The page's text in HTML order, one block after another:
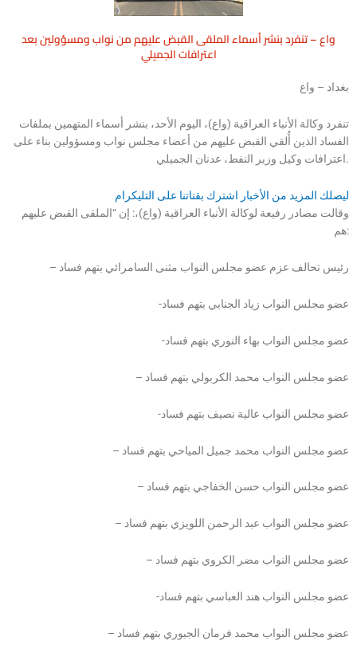
واع – تنفرد بنشر أسماء الملقى القبض عليهم من نواب ومسؤولين بعد
اعترافات الجميلي
بغداد – واع
تنفرد وكالة الأنباء العراقية (واع)، اليوم الأحد، بنشر أسماء المتهمين بملفات
الفساد الذين أُلقي القبض عليهم من أعضاء مجلس نواب ومسؤولين بناء على
اعترافات وكيل وزير النفط، عدنان الجميلي.
ليصلك المزيد من الأخبار اشترك بقناتنا على التليكرام
وقالت مصادر رفيعة لوكالة الأنباء العراقية (واع)،: إن “الملقى القبض عليهم
هم:
– رئيس تحالف عزم عضو مجلس النواب مثنى السامرائي بتهم فساد
-عضو مجلس النواب زياد الجنابي بتهم فساد
-عضو مجلس النواب بهاء النوري بتهم فساد
– عضو مجلس النواب محمد الكربولي بتهم فساد
-عضو مجلس النواب عالية نصيف بتهم فساد
– عضو مجلس النواب محمد جميل المياحي بتهم فساد
– عضو مجلس النواب حسن الخفاجي بتهم فساد
– عضو مجلس النواب عبد الرحمن اللويزي بتهم فساد
– عضو مجلس النواب مضر الكروي بتهم فساد
-عضو مجلس النواب هند العباسي بتهم فساد
– عضو مجلس النواب محمد فرمان الجبوري بتهم فساد